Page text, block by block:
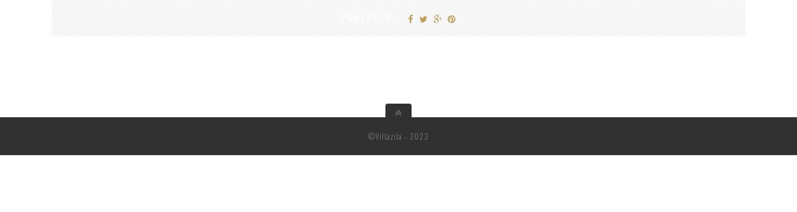
©Villazila - 2023